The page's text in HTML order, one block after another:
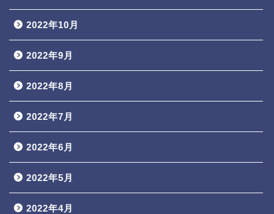
2022年10月
2022年9月
2022年8月
2022年7月
2022年6月
2022年5月
2022年4月